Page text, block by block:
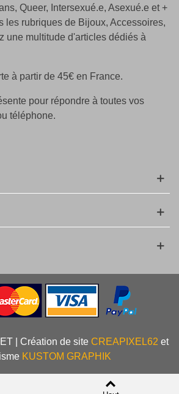
Queer, Intersexué.e, Asexué.e et +
les rubriques de Bijoux, Accessoires,
une multitude d'articles dédiés à
à partir de 45€ en France.
pour répondre à toutes vos
téléphone.
| Création de site CREAPIXEL62 et
KUSTOM GRAPHIK